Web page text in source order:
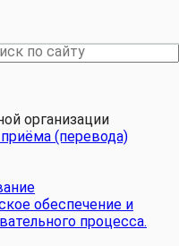
организации
(перевода)
обеспечение и
процесса.